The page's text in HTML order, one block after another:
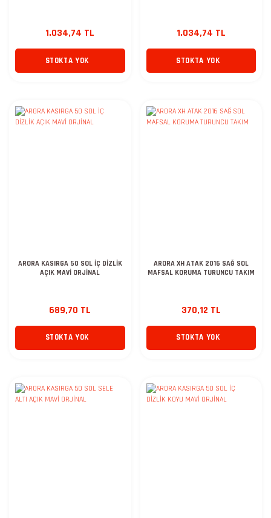
1.034,74 TL
STOKTA YOK
1.034,74 TL
STOKTA YOK
ARORA KASIRGA 50 SOL İÇ DİZLİK
AÇIK MAVİ ORJİNAL
689,70 TL
STOKTA YOK
ARORA XH ATAK 2016 SAĞ SOL
MAFSAL KORUMA TURUNCU TAKIM
370,12 TL
STOKTA YOK